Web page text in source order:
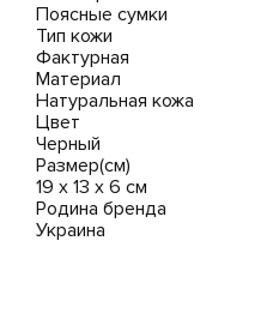
Поясные сумки
Тип кожи
Фактурная
Материал
Натуральная кожа
Цвет
Черный
Размер(см)
19 x 13 x 6 см
Родина бренда
Украина